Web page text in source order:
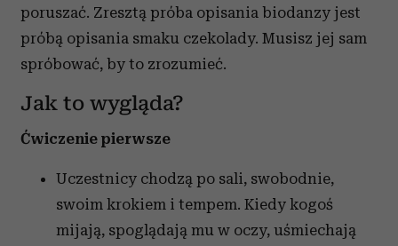
poruszać. Zresztą próba opisania biodanzy jest
próbą opisania smaku czekolady. Musisz jej sam
spróbować, by to zrozumieć.
Jak to wygląda?
Ćwiczenie pierwsze
Uczestnicy chodzą po sali, swobodnie,
swoim krokiem i tempem. Kiedy kogoś
mijają, spoglądają mu w oczy, uśmiechają